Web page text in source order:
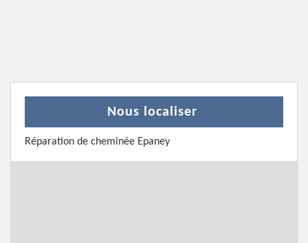
Nous localiser
Réparation de cheminée Epaney